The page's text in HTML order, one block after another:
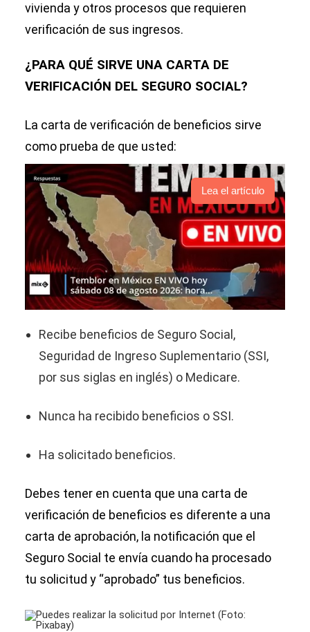
vivienda y otros procesos que requieren
verificación de sus ingresos.
¿PARA QUÉ SIRVE UNA CARTA DE
VERIFICACIÓN DEL SEGURO SOCIAL?
La carta de verificación de beneficios sirve
como prueba de que usted:
Lea el artículo
Recibe beneficios de Seguro Social,
Seguridad de Ingreso Suplementario (SSI,
por sus siglas en inglés) o Medicare.
Nunca ha recibido beneficios o SSI.
Ha solicitado beneficios.
Debes tener en cuenta que una carta de
verificación de beneficios es diferente a una
carta de aprobación, la notificación que el
Seguro Social te envía cuando ha procesado
tu solicitud y “aprobado” tus beneficios.